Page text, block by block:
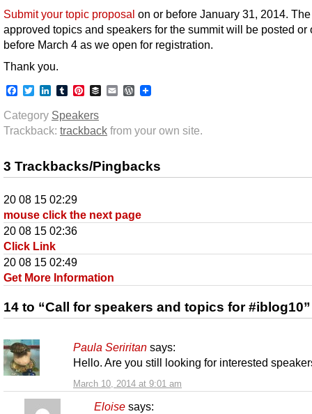
Submit your topic proposal on or before January 31, 2014. The
approved topics and speakers for the summit will be posted or
before March 4 as we open for registration.
Thank you.
Facebook
TwitterLinkedIn
TumblrPinterest
BufferEmailWordPress
Category Speakers
Trackback: trackback from your own site.
3 Trackbacks/Pingbacks
20 08 15 02:29
mouse click the next page
20 08 15 02:36
Click Link
20 08 15 02:49
Get More Information
14 to “Call for speakers and topics for #iblog10”
Paula Seriritan says:
March 10, 2014 at 9:01 am
Hello. Are you still looking for interested
Eloise says: